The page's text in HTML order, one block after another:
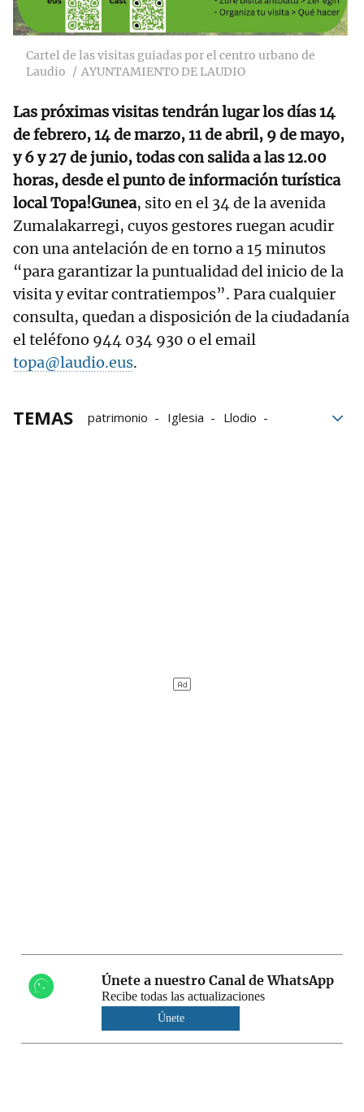
Cartel de las visitas guiadas por el centro urbano de
Laudio
AYUNTAMIENTO DE LAUDIO
Las próximas visitas tendrán lugar los días 14
de febrero, 14 de marzo, 11 de abril, 9 de mayo,
y 6 y 27 de junio, todas con salida a las 12.00
horas, desde el punto de información turística
local Topa!Gunea, sito en el 34 de la avenida
Zumalakarregi, cuyos gestores ruegan acudir
con una antelación de en torno a 15 minutos
“para garantizar la puntualidad del inicio de la
visita y evitar contratiempos”. Para cualquier
consulta, quedan a disposición de la ciudadanía
el teléfono 944 034 930 o el email
topa@laudio.eus.
TEMAS patrimonio Iglesia
Llodio
Únete a nuestro Canal de WhatsApp
Recibe todas las actualizaciones
Únete